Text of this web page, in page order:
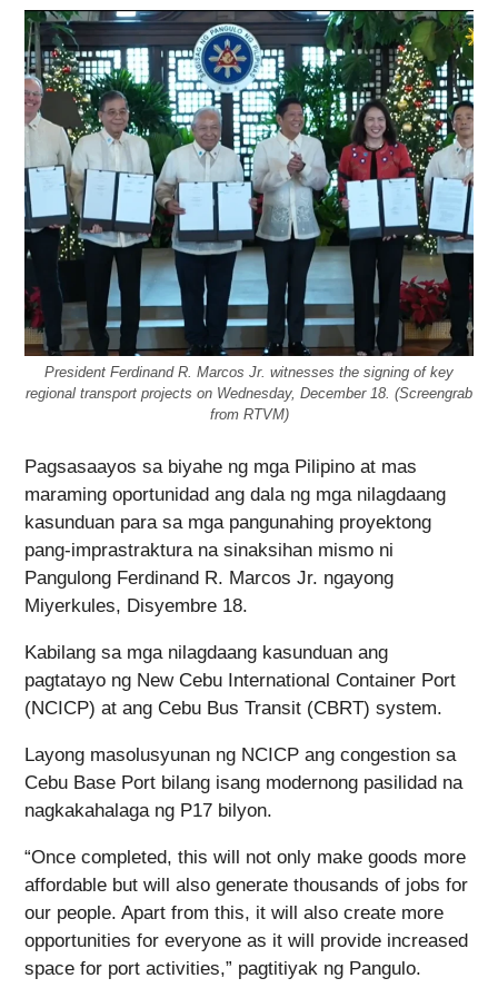
President Ferdinand R. Marcos Jr. witnesses the signing of key
regional transport projects on Wednesday, December 18. (Screengrab
from RTVM)
Pagsasaayos sa biyahe ng mga Pilipino at mas
maraming oportunidad ang dala ng mga nilagdaang
kasunduan para sa mga pangunahing proyektong
pang-imprastraktura na sinaksihan mismo ni
Pangulong Ferdinand R. Marcos Jr. ngayong
Miyerkules, Disyembre 18.
Kabilang sa mga nilagdaang kasunduan ang
pagtatayo ng New Cebu International Container Port
(NCICP) at ang Cebu Bus Transit (CBRT) system.
Layong masolusyunan ng NCICP ang congestion sa
Cebu Base Port bilang isang modernong pasilidad na
nagkakahalaga ng P17 bilyon.
“Once completed, this will not only make goods more
affordable but will also generate thousands of jobs for
our people. Apart from this, it will also create more
opportunities for everyone as it will provide increased
space for port activities,” pagtitiyak ng Pangulo.